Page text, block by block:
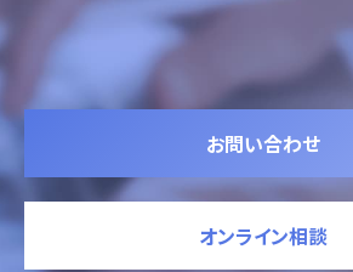
お問い合わせ
オンライン相談